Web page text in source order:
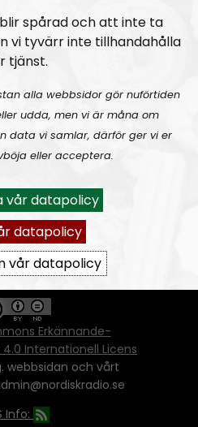
Vera Oredsson
sprida vårt material
oss som källa.
urklipp ni själva skapat
länge det inte görs med
syfte - då behöver ni
från oss.
Erkännande-
Internationell Licens
webbsidan och vårt
Info:
spårad och att inte ta
vi tyvärr inte tillhandahålla
tjänst.
alla webbsidor gör nuförtiden
udda, men vi är måna om
data vi samlar, därför ger vi er
eller acceptera.
vår datapolicy
datapolicy
vår datapolicy